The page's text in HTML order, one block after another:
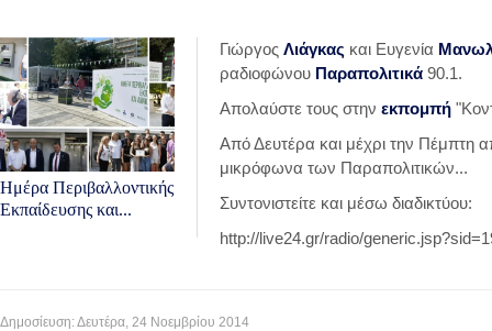
Ημέρα Περιβαλλοντικής
Εκπαίδευσης και...
Γιώργος Λιάγκας και Ευγενία
ραδιοφώνου Παραπολιτικά 90.1.
Απολαύστε τους στην εκπομπή
Από Δευτέρα και μέχρι την Πέμπτη
μικρόφωνα των Παραπολιτικών...
Συντονιστείτε και μέσω διαδικτύου:
http://live24.gr/radio/
Δημοσίευση: Δευτέρα, 24 Νοεμβρίου 2014